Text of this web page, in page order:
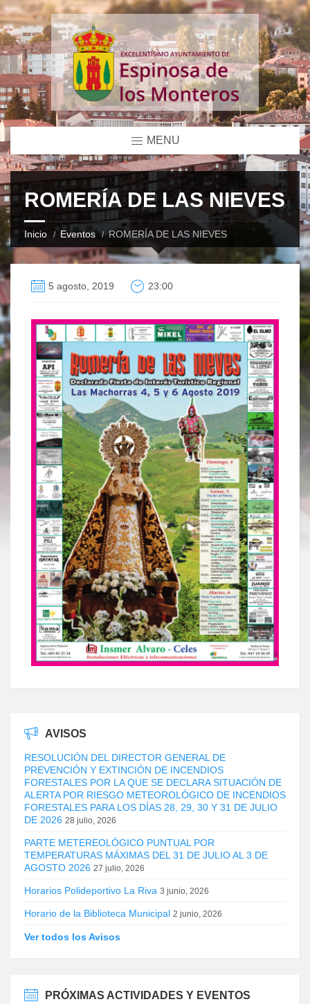
MENU
ROMERÍA DE LAS NIEVES
Inicio Eventos ROMERÍA DE LAS NIEVES
5 agosto, 2019 23:00
AVISOS
RESOLUCIÓN DEL DIRECTOR GENERAL DE
PREVENCIÓN Y EXTINCIÓN DE INCENDIOS
FORESTALES POR LA QUE SE DECLARA SITUACIÓN DE
ALERTA POR RIESGO METEOROLÓGICO DE INCENDIOS
FORESTALES PARA LOS DÍAS 28, 29, 30 Y 31 DE JULIO
DE 2026 28 julio, 2026
PARTE METEREOLÓGICO PUNTUAL POR
TEMPERATURAS MÁXIMAS DEL 31 DE JULIO AL 3 DE
AGOSTO 2026 27 julio, 2026
Horarios Polideportivo La Riva 3 junio, 2026
Horario de la Biblioteca Municipal 2 junio, 2026
Ver todos los Avisos
PRÓXIMAS ACTIVIDADES Y EVENTOS